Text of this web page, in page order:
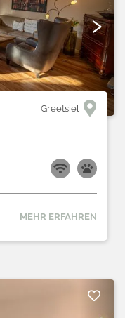
›
Greetsiel
MEHR ERFAHREN